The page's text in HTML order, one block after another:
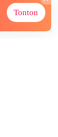
Tonton